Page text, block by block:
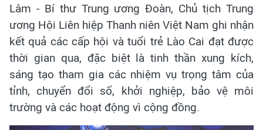
Lâm - Bí thư Trung ương Đoàn, Chủ tịch Trung
ương Hội Liên hiệp Thanh niên Việt Nam ghi nhận
kết quả các cấp hội và tuổi trẻ Lào Cai đạt được
thời gian qua, đặc biệt là tinh thần xung kích,
sáng tạo tham gia các nhiệm vụ trọng tâm của
tỉnh, chuyển đổi số, khởi nghiệp, bảo vệ môi
trường và các hoạt động vì cộng đồng.